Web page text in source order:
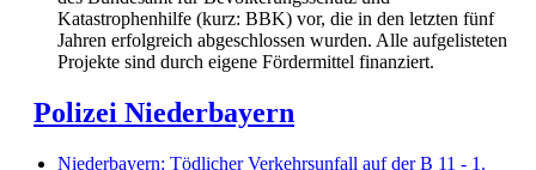
Katastrophenhilfe (kurz: BBK) vor, die in den letzten fünf
Jahren erfolgreich abgeschlossen wurden. Alle aufgelisteten
Projekte sind durch eigene Fördermittel finanziert.
Polizei Niederbayern
Niederbayern: Tödlicher Verkehrsunfall auf der B 11 - 1.